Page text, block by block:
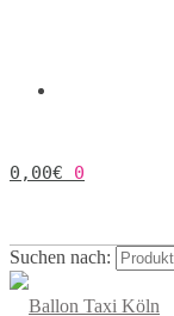
0,00€ 0
Suchen nach: